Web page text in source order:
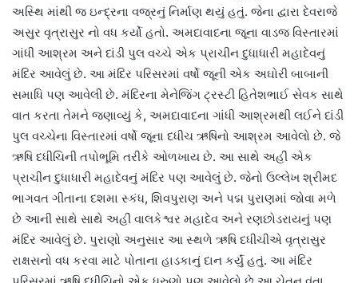
અસ્થિ માંથી જ ઇન્દ્રના વજ્રનું નિર્માણ થયું હતું. જેના દ્વારા દેવરાજે
અસુર વૃત્રાસુર નો વધ કર્યો હતો. અમદાવાદના જૂના વાડજ વિસ્તારમાં
ગાંધી આશ્રમ અને દાંડી પુલ વચ્ચે એક પ્રાચીન દુધાધારી મહાદેવનું
મંદિર આવેલું છે. આ મંદિર પરિસરમાં વર્ષો જૂની એક અઘોરી બાબાની
સમાધિ પણ આવેલી છે. મંદિરના મેનેજિંગ ટ્રસ્ટી હિતેશભાઈ સેવક સાથે
વાત કરતા તેમને જણાવ્યું કે, અમદાવાદના ગાંધી આશ્રમથી લઈને દાંડી
પુલ વચ્ચેના વિસ્તારમાં વર્ષો જૂના દધીચ ઋષિનો આશ્રમ આવેલો છે. જે
ઋષિ દધીચિની તપોભૂમિ તરીકે ઓળખાય છે. આ સાથે અહીં એક
પ્રાચીન દુધાધારી મહાદેવનું મંદિર પણ આવેલું છે. જેનો ઉલ્લેખ શ્રીમદ
ભાગવત ગીતાના દશમા સ્કંધ, શિવપુરાણ અને પદ્મ પુરાણમાં જોવા મળે
છે આની સાથે સાથે અહીં વાલકેશ્વર મહાદેવ અને રણછોડરાયનું પણ
મંદિર આવેલું છે. પુરાણો અનુસાર આ સ્થળે ઋષિ દધીચીએ વૃત્રાસુર
રાક્ષસનો વધ કરવા માટે પોતાના હાડકાનું દાન કર્યું હતું. આ મંદિર